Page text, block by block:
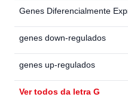
Genes Diferencialmente
genes down-regulados
genes up-regulados
Ver todos da letra G